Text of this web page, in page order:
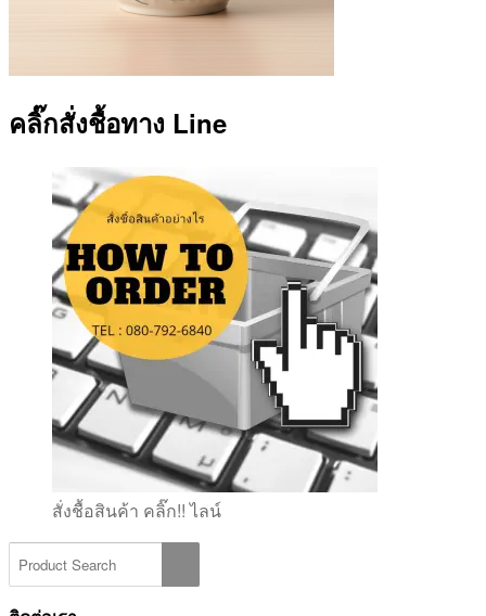
คลิ๊กสั่งชื้อทาง Line
สั่งชื้อสินค้า คลิ๊ก!! ไลน์